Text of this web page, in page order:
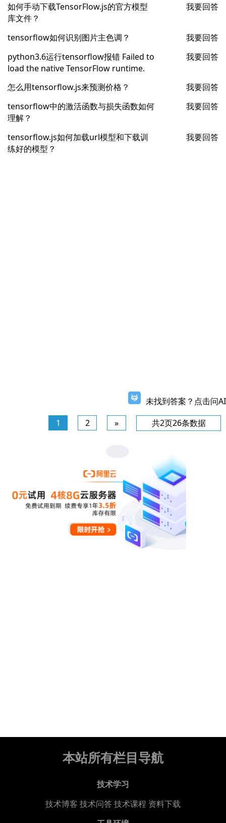
如何手动下载TensorFlow.js的官方模型
库文件？
我要回答
tensorflow如何识别图片主色调？
我要回答
python3.6运行tensorflow报错 Failed to
load the native TensorFlow runtime.
我要回答
怎么用tensorflow.js来预测价格？
我要回答
tensorflow中的激活函数与损失函数如何
理解？
我要回答
tensorflow.js如何加载url模型和下载训
练好的模型？
我要回答
未找到答案？点击问AI
1
2 » 共2页26条数据
本站所有栏目导航
技术学习
技术博客 技术问答技术课程 资料下载